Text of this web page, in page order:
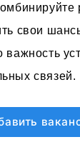
свои
важность
связей.